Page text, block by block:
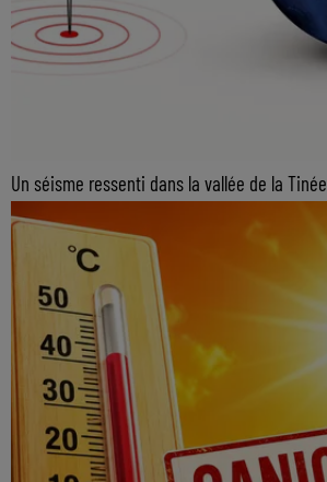
Un séisme ressenti dans la vallée de la Tinée